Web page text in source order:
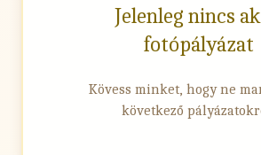
Jelenleg nincs
fotópályázat
Kövess minket, hogy ne
következő